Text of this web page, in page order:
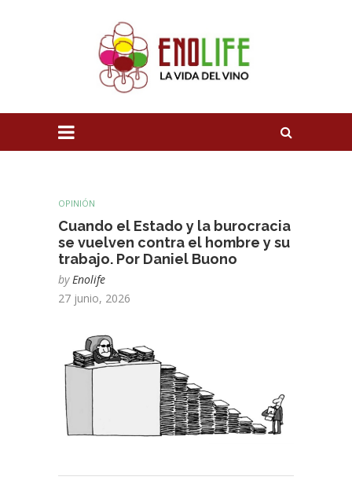
OPINIÓN
Cuando el Estado y la burocracia
se vuelven contra el hombre y su
trabajo. Por Daniel Buono
by Enolife
27 junio, 2026